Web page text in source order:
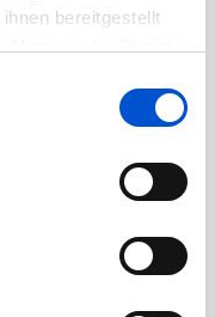
bereitgestellt